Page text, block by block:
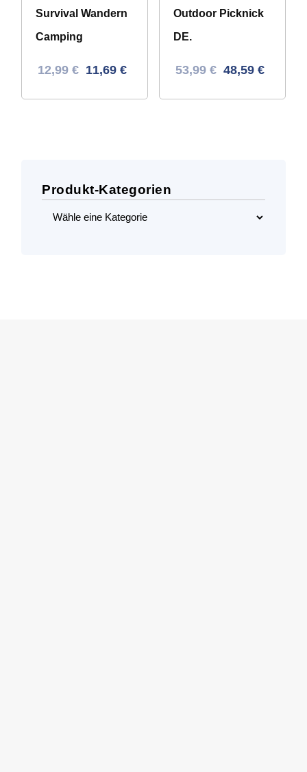
Survival Wandern
Camping
Ursprünglicher
12,99 € Aktueller
11,69 €
Outdoor Picknick
DE.
Ursprünglicher
53,99 € Aktueller
48,59 €
Produkt-Kategorien